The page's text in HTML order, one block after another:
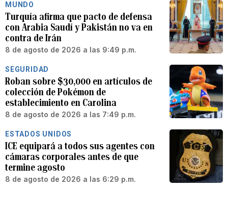
MUNDO
Turquía afirma que pacto de defensa
con Arabia Saudí y Pakistán no va en
contra de Irán
8 de agosto de 2026 a las 9:49 p.m.
SEGURIDAD
Roban sobre $30,000 en artículos de
colección de Pokémon de
establecimiento en Carolina
8 de agosto de 2026 a las 7:49 p.m.
ESTADOS UNIDOS
ICE equipará a todos sus agentes con
cámaras corporales antes de que
termine agosto
8 de agosto de 2026 a las 6:29 p.m.